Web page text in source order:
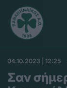
04.10.2023 | 12:25
Σαν